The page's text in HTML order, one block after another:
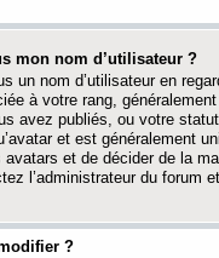
mon nom d’utilisateur ?
un nom d’utilisateur en
à votre rang,
avez publiés, ou votre
et est généralement
avatars et de décider de la
l’administrateur du forum
?